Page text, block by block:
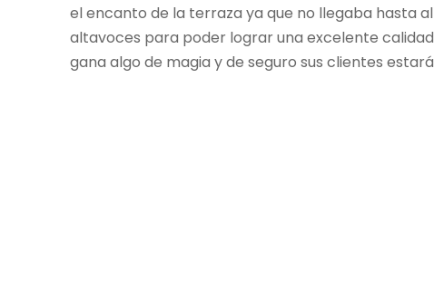
el encanto de la terraza ya que no llegaba hasta
altavoces para poder lograr una excelente
gana algo de magia y de seguro sus clientes